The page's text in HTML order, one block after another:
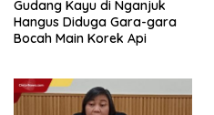
Gudang Kayu di Nganjuk
Hangus Diduga Gara-gara
Bocah Main Korek Api